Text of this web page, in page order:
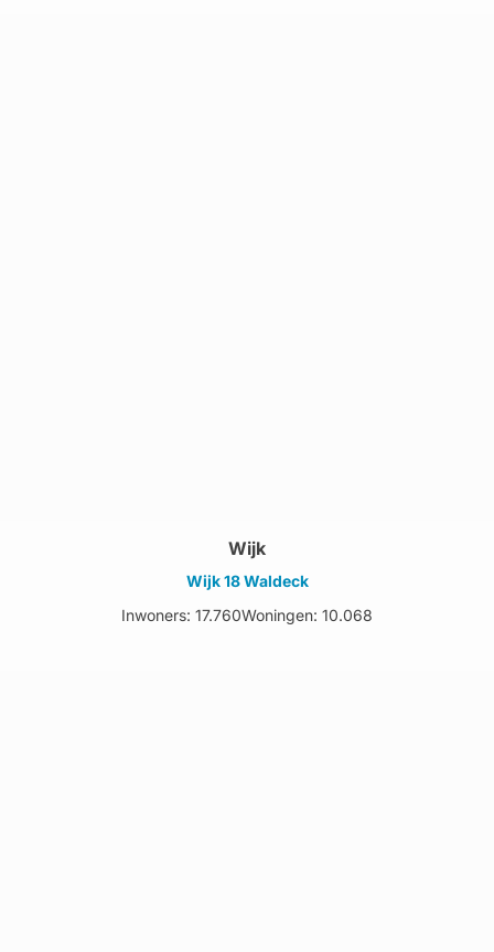
Wijk
Wijk 18 Waldeck
Inwoners: 17.760Woningen: 10.068